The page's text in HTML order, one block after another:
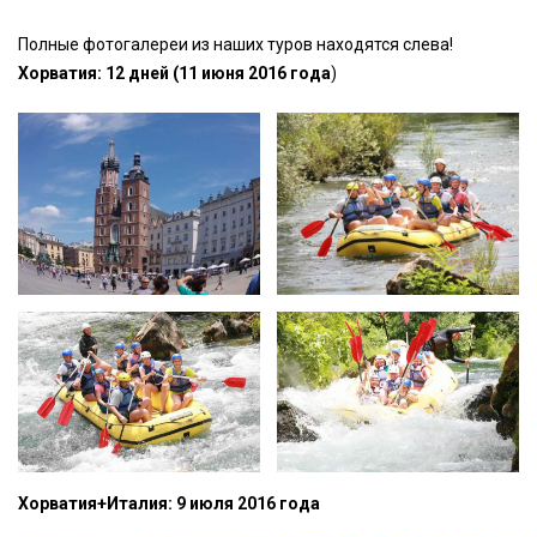
Полные фотогалереи из наших туров находятся слева!
Хорватия: 12 дней (11 июня 2016 года)
Хорватия+Италия: 9 июля 2016 года